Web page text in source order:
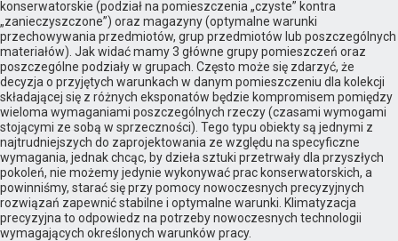
konserwatorskie (podział na pomieszczenia „czyste” kontra
„zanieczyszczone”) oraz magazyny (optymalne warunki
przechowywania przedmiotów, grup przedmiotów lub poszczególnych
materiałów). Jak widać mamy 3 główne grupy pomieszczeń oraz
poszczególne podziały w grupach. Często może się zdarzyć, że
decyzja o przyjętych warunkach w danym pomieszczeniu dla kolekcji
składającej się z różnych eksponatów będzie kompromisem pomiędzy
wieloma wymaganiami poszczególnych rzeczy (czasami wymogami
stojącymi ze sobą w sprzeczności). Tego typu obiekty są jednymi z
najtrudniejszych do zaprojektowania ze względu na specyficzne
wymagania, jednak chcąc, by dzieła sztuki przetrwały dla przyszłych
pokoleń, nie możemy jedynie wykonywać prac konserwatorskich, a
powinniśmy, starać się przy pomocy nowoczesnych precyzyjnych
rozwiązań zapewnić stabilne i optymalne warunki. Klimatyzacja
precyzyjna to odpowiedz na potrzeby nowoczesnych technologii
wymagających określonych warunków pracy.